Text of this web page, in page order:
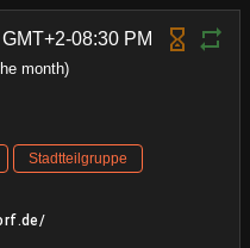
08:30 PM
month)
Stadtteilgruppe